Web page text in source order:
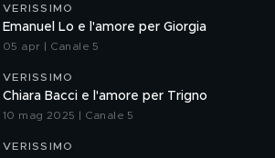
VERISSIMO
Emanuel Lo e l'amore per Giorgia
05 apr | Canale 5
VERISSIMO
Chiara Bacci e l'amore per Trigno
10 mag 2025 | Canale 5
VERISSIMO